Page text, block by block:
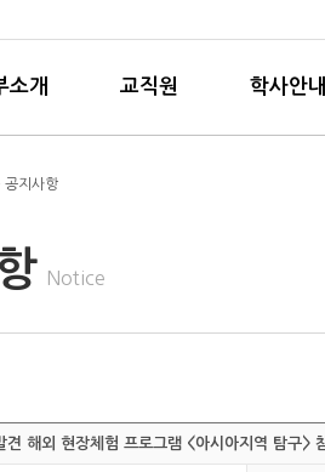
소개 교직원 학사안내
Notice
지사항
해외 현장체험 프로그램 <아시아지역 탐구>